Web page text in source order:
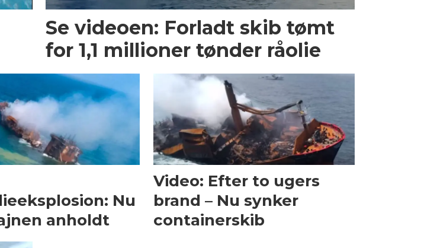
Se videoen: Forladt skib tømt
for 1,1 millioner tønder råolie
Nu
anholdt
Video: Efter to ugers
brand – Nu synker
containerskib